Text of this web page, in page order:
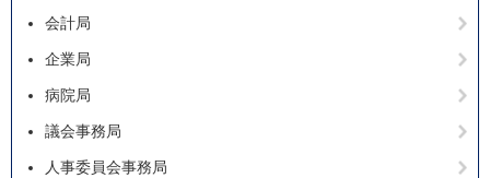
会計局
企業局
病院局
議会事務局
人事委員会事務局